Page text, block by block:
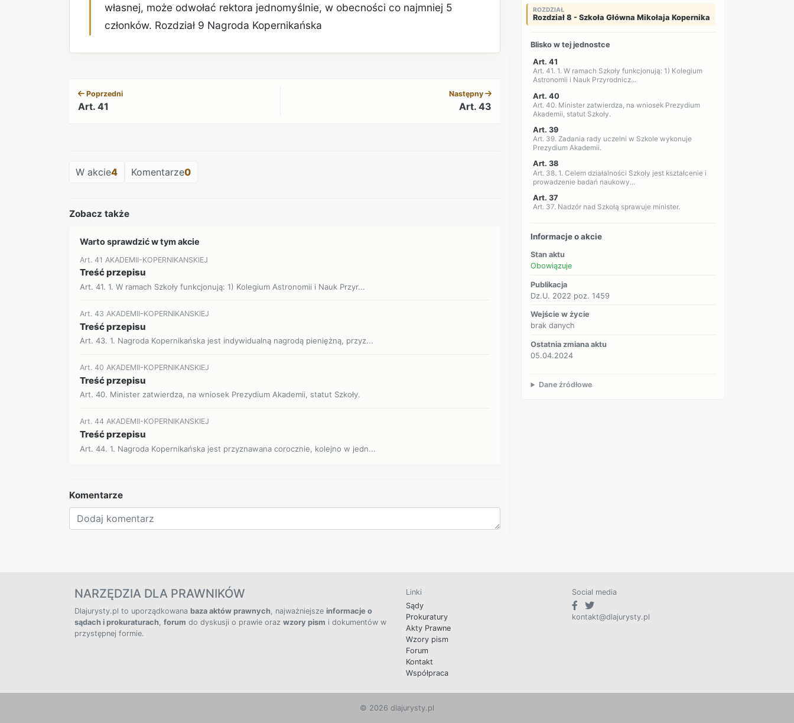
własnej, może odwołać rektora jednomyślnie, w obecności co najmniej 5
członków. Rozdział 9 Nagroda Kopernikańska
Poprzedni
Art. 41
Następny
Art. 43
W akcie4 Komentarze0
Zobacz także
Warto sprawdzić w tym akcie
Art. 41 AKADEMII-KOPERNIKANSKIEJ
Treść przepisu
Art. 41. 1. W ramach Szkoły funkcjonują: 1) Kolegium Astronomii i Nauk Przyr...
Art. 43 AKADEMII-KOPERNIKANSKIEJ
Treść przepisu
Art. 43. 1. Nagroda Kopernikańska jest indywidualną nagrodą pieniężną, przyz...
Art. 40 AKADEMII-KOPERNIKANSKIEJ
Treść przepisu
Art. 40. Minister zatwierdza, na wniosek Prezydium Akademii, statut Szkoły.
Art. 44 AKADEMII-KOPERNIKANSKIEJ
Treść przepisu
Art. 44. 1. Nagroda Kopernikańska jest przyznawana corocznie, kolejno w jedn...
Komentarze
ROZDZIAŁ
Rozdział 8 - Szkoła Główna Mikołaja Kopernika
Blisko w tej jednostce
Art. 41
Art. 41. 1. W ramach Szkoły funkcjonują: 1) Kolegium
Astronomii i Nauk Przyrodnicz...
Art. 40
Art. 40. Minister zatwierdza, na wniosek Prezydium
Akademii, statut Szkoły.
Art. 39
Art. 39. Zadania rady uczelni w Szkole wykonuje
Prezydium Akademii.
Art. 38
Art. 38. 1. Celem działalności Szkoły jest kształcenie i
prowadzenie badań naukowy...
Art. 37
Art. 37. Nadzór nad Szkołą sprawuje minister.
Informacje o akcie
Stan aktu
Obowiązuje
Publikacja
Dz.U. 2022 poz. 1459
Wejście w życie
brak danych
Ostatnia zmiana aktu
05.04.2024
Dane źródłowe
NARZĘDZIA DLA PRAWNIKÓW
Dlajurysty.pl to uporządkowana baza aktów prawnych, najważniejsze informacje o
sądach i prokuraturach, forum do dyskusji o prawie oraz wzory pism i dokumentów w
przystępnej formie.
Linki
Sądy
Prokuratury
Akty Prawne
Wzory pism
Forum
Kontakt
Współpraca
Social media
kontakt@dlajurysty.pl
© 2026 dlajurysty.pl